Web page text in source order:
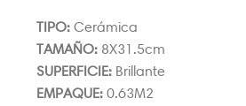
TIPO:Cerámica
TAMAÑO:8X31.5cm
SUPERFICIE:Brillante
EMPAQUE:0.63M2